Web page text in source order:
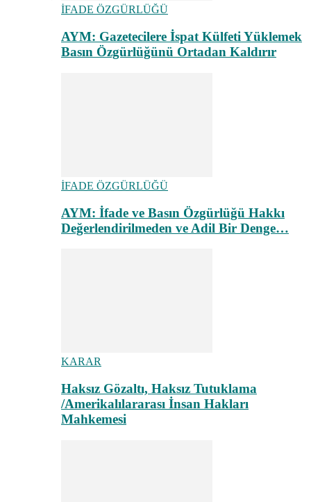
İFADE ÖZGÜRLÜĞÜ
AYM: Gazetecilere İspat Külfeti Yüklemek
Basın Özgürlüğünü Ortadan Kaldırır
İFADE ÖZGÜRLÜĞÜ
AYM: İfade ve Basın Özgürlüğü Hakkı
Değerlendirilmeden ve Adil Bir Denge…
KARAR
Haksız Gözaltı, Haksız Tutuklama
/Amerikalılararası İnsan Hakları
Mahkemesi